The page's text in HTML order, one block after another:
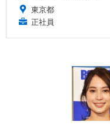
東京都
正社員